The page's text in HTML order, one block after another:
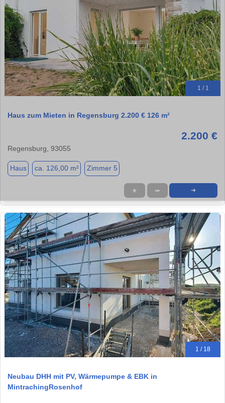
1 / 1
Haus zum Mieten in Regensburg 2.200 € 126 m²
2.200 €
Regensburg, 93055
Haus ca. 126,00 m² Zimmer 5
★ ➦ ➜
1 / 18
Neubau DHH mit PV, Wärmepumpe & EBK in
MintrachingRosenhof